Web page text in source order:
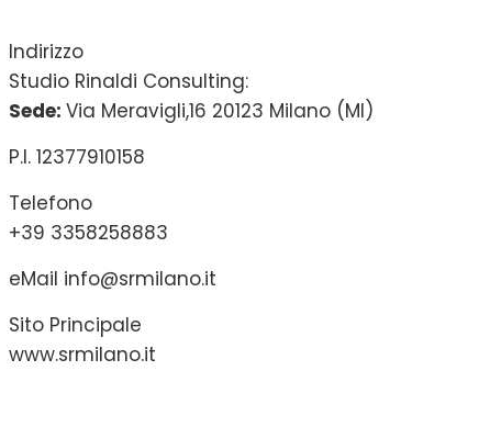
Indirizzo
Studio Rinaldi Consulting:
Sede: Via Meravigli,16 20123 Milano (MI)
P.I. 12377910158
Telefono
+39 3358258883
eMail info@srmilano.it
Sito Principale
www.srmilano.it